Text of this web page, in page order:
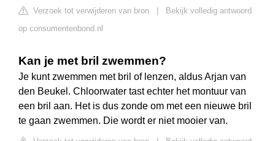
Verzoek tot verwijderen van bron
Bekijk volledig antwoord
op consumentenbond.nl
Kan je met bril zwemmen?
Je kunt zwemmen met bril of lenzen, aldus Arjan van
den Beukel. Chloorwater tast echter het montuur van
een bril aan. Het is dus zonde om met een nieuwe bril
te gaan zwemmen. Die wordt er niet mooier van.